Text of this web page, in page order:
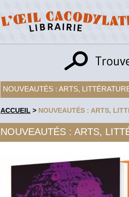
NOUVEAUTÉS : ARTS,
ACCUEIL > NOUVEAUTÉS : ARTS,
NOUVEAUTÉS : ARTS,